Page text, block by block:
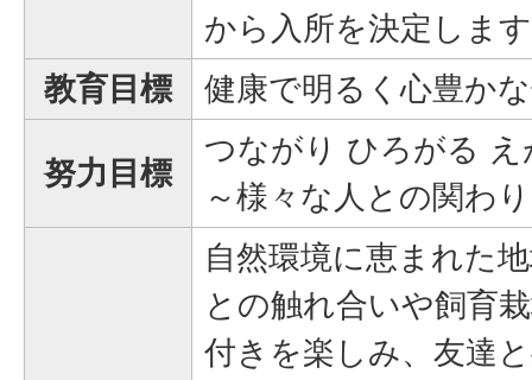
から入所を決定しま
教育目標
健康で明るく心豊か
努力目標
つながり ひろがる え
～様々な人との関わ
自然環境に恵まれた
との触れ合いや飼育
付きを楽しみ、友達